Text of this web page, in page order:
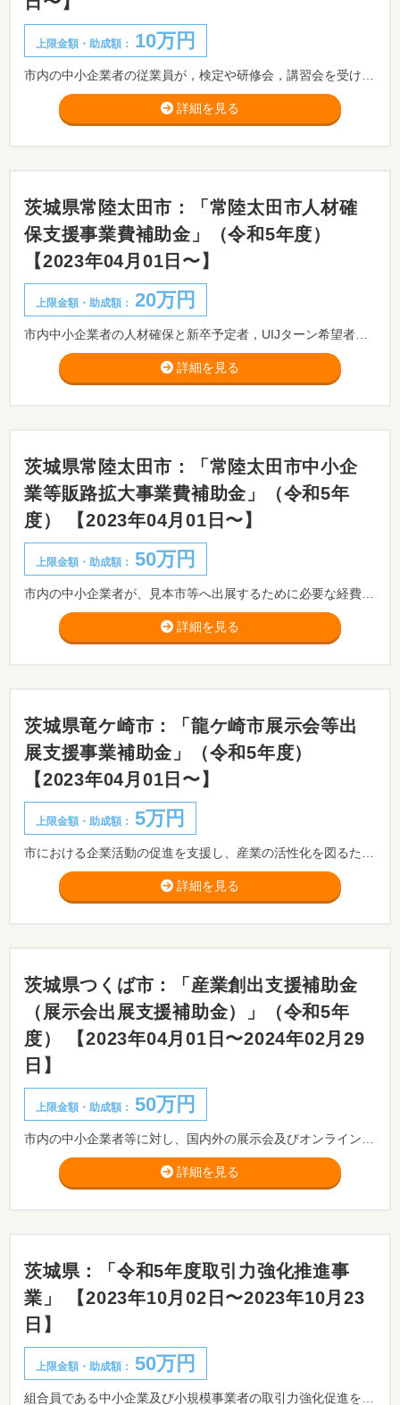
上限金額・助成額： 10万円
詳細を見る
茨城県常陸太田市：「常陸太田市人材確
保支援事業費補助金」（令和5年度）
【2023年04月01日〜】
上限金額・助成額： 20万円
詳細を見る
茨城県常陸太田市：「常陸太田市中小企
業等販路拡大事業費補助金」（令和5年
度） 【2023年04月01日〜】
上限金額・助成額： 50万円
詳細を見る
茨城県竜ケ崎市：「龍ケ崎市展示会等出
展支援事業補助金」（令和5年度）
【2023年04月01日〜】
上限金額・助成額： 5万円
詳細を見る
茨城県つくば市：「産業創出支援補助金
（展示会出展支援補助金）」（令和5年
度） 【2023年04月01日〜2024年02月29
日】
上限金額・助成額： 50万円
詳細を見る
茨城県：「令和5年度取引力強化推進事
業」 【2023年10月02日〜2023年10月23
日】
上限金額・助成額： 50万円